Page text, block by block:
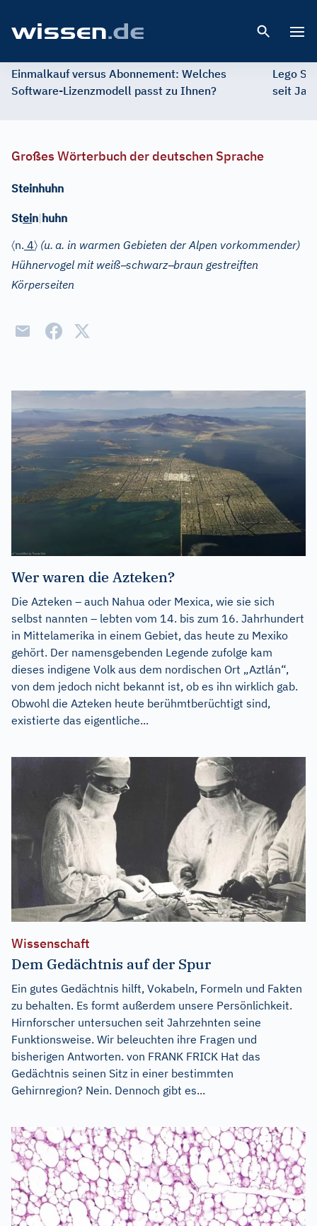
Einmalkauf versus Abonnement: Welches
Software-Lizenzmodell passt zu Ihnen?
Lego
seit
Großes Wörterbuch der deutschen Sprache
Steinhuhn
Stein|huhn
〈n. 4〉 (u. a. in warmen Gebieten der Alpen vorkommender)
Hühnervogel mit weiß–schwarz–braun gestreiften
Körperseiten
Wer waren die Azteken?
Die Azteken – auch Nahua oder Mexica, wie sie sich
selbst nannten – lebten vom 14. bis zum 16. Jahrhundert
in Mittelamerika in einem Gebiet, das heute zu Mexiko
gehört. Der namensgebenden Legende zufolge kam
dieses indigene Volk aus dem nordischen Ort „Aztlán“,
von dem jedoch nicht bekannt ist, ob es ihn wirklich gab.
Obwohl die Azteken heute berühmtberüchtigt sind,
existierte das eigentliche...
Wissenschaft
Dem Gedächtnis auf der Spur
Ein gutes Gedächtnis hilft, Vokabeln, Formeln und Fakten
zu behalten. Es formt außerdem unsere Persönlichkeit.
Hirnforscher untersuchen seit Jahrzehnten seine
Funktionsweise. Wir beleuchten ihre Fragen und
bisherigen Antworten. von FRANK FRICK Hat das
Gedächtnis seinen Sitz in einer bestimmten
Gehirnregion? Nein. Dennoch gibt es...